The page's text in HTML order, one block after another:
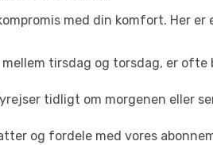
med din komfort. Her
tirsdag og torsdag, er
tidligt om morgenen eller
og fordele med vores